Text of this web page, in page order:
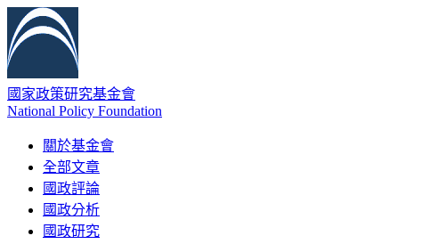
國家政策研究基金會
National Policy Foundation
關於基金會
全部文章
國政評論
國政分析
國政研究